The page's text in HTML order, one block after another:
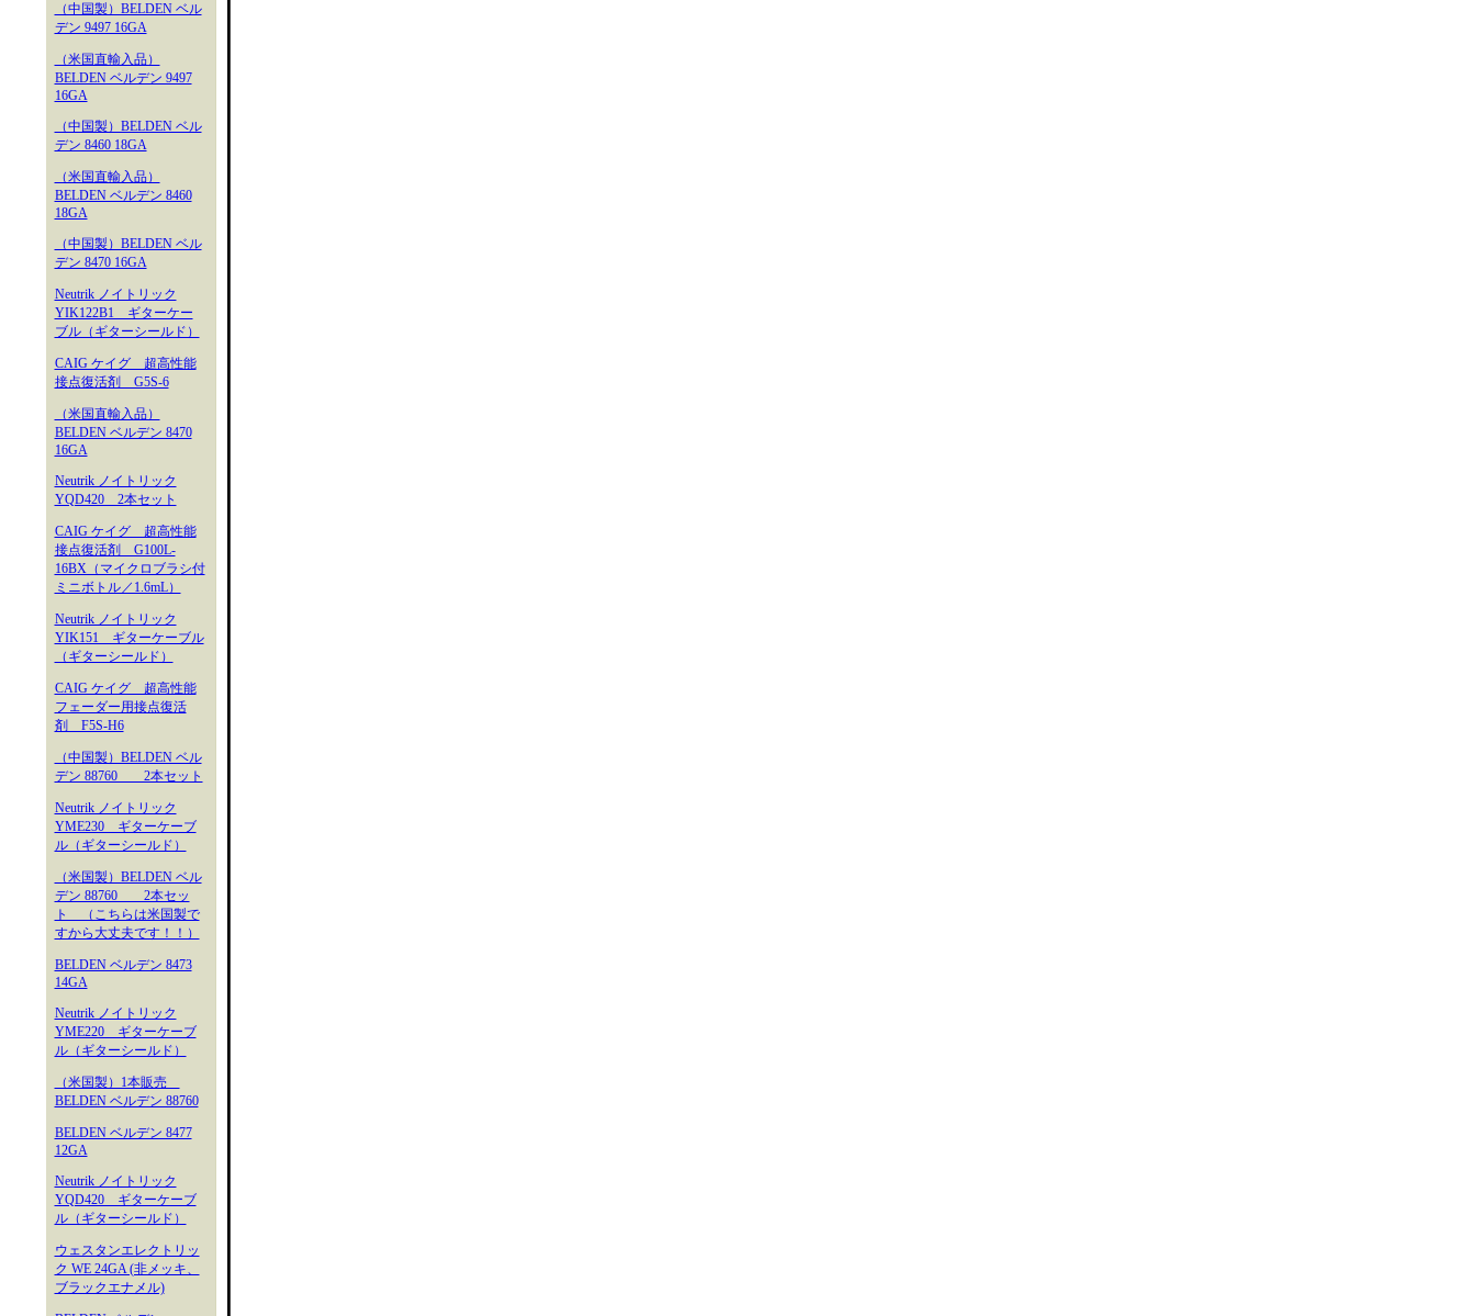
（中国製）BELDEN ベル
デン 9497 16GA
（米国直輸入品）
BELDEN ベルデン 9497
16GA
（中国製）BELDEN ベル
デン 8460 18GA
（米国直輸入品）
BELDEN ベルデン 8460
18GA
（中国製）BELDEN ベル
デン 8470 16GA
Neutrik ノイトリック
YIK122B1 ギターケー
ブル（ギターシールド）
CAIG ケイグ 超高性能
接点復活剤 G5S-6
（米国直輸入品）
BELDEN ベルデン 8470
16GA
Neutrik ノイトリック
YQD420 2本セット
CAIG ケイグ 超高性能
接点復活剤 G100L-
16BX（マイクロブラシ付
ミニボトル／1.6mL）
Neutrik ノイトリック
YIK151 ギターケーブル
（ギターシールド）
CAIG ケイグ 超高性能
フェーダー用接点復活
剤 F5S-H6
（中国製）BELDEN ベル
デン 88760 2本セット
Neutrik ノイトリック
YME230 ギターケーブ
ル（ギターシールド）
（米国製）BELDEN ベル
デン 88760 2本セッ
ト （こちらは米国製で
すから大丈夫です！！）
BELDEN ベルデン 8473
14GA
Neutrik ノイトリック
YME220 ギターケーブ
ル（ギターシールド）
（米国製）1本販売
BELDEN ベルデン 88760
BELDEN ベルデン 8477
12GA
Neutrik ノイトリック
YQD420 ギターケーブ
ル（ギターシールド）
ウェスタンエレクトリッ
ク WE 24GA (非メッキ、
ブラックエナメル)